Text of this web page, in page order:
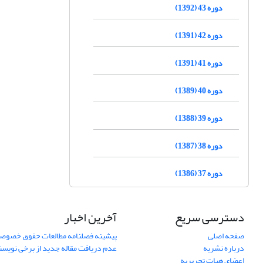
دوره 43 (1392)
دوره 42 (1391)
دوره 41 (1391)
دوره 40 (1389)
دوره 39 (1388)
دوره 38 (1387)
دوره 37 (1386)
دسترسی سریع
صفحه اصلی
درباره نشریه
آخرین اخبار
پیشینه فصلنامه مطالعات حقوق
عدم دریافت مقاله جدید از برخی